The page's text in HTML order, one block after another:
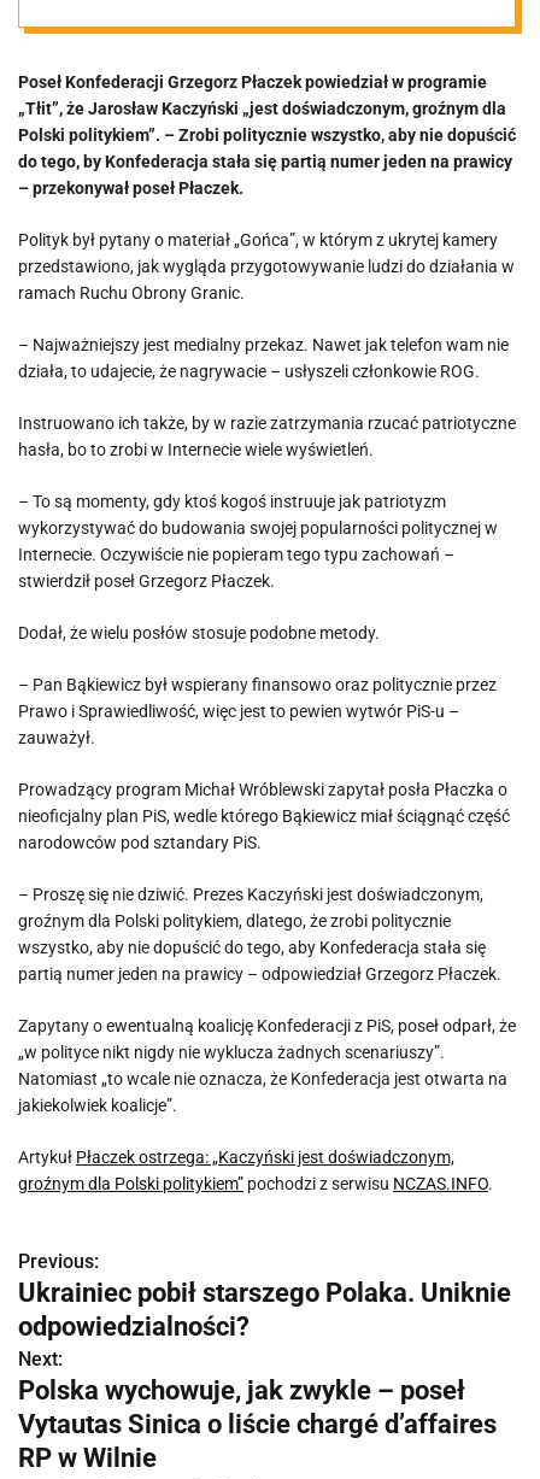
m, groźnym dla
Polski
politykiem”
Poseł Konfederacji Grzegorz Płaczek powiedział w programie
„Tłit”, że Jarosław Kaczyński „jest doświadczonym, groźnym dla
Polski politykiem”. – Zrobi politycznie wszystko, aby nie dopuścić
do tego, by Konfederacja stała się partią numer jeden na prawicy
– przekonywał poseł Płaczek.
Polityk był pytany o materiał „Gońca”, w którym z ukrytej kamery
przedstawiono, jak wygląda przygotowywanie ludzi do działania w
ramach Ruchu Obrony Granic.
– Najważniejszy jest medialny przekaz. Nawet jak telefon wam nie
działa, to udajecie, że nagrywacie – usłyszeli członkowie ROG.
Instruowano ich także, by w razie zatrzymania rzucać patriotyczne
hasła, bo to zrobi w Internecie wiele wyświetleń.
– To są momenty, gdy ktoś kogoś instruuje jak patriotyzm
wykorzystywać do budowania swojej popularności politycznej w
Internecie. Oczywiście nie popieram tego typu zachowań –
stwierdził poseł Grzegorz Płaczek.
Dodał, że wielu posłów stosuje podobne metody.
– Pan Bąkiewicz był wspierany finansowo oraz politycznie przez
Prawo i Sprawiedliwość, więc jest to pewien wytwór PiS-u –
zauważył.
Prowadzący program Michał Wróblewski zapytał posła Płaczka o
nieoficjalny plan PiS, wedle którego Bąkiewicz miał ściągnąć część
narodowców pod sztandary PiS.
– Proszę się nie dziwić. Prezes Kaczyński jest doświadczonym,
groźnym dla Polski politykiem, dlatego, że zrobi politycznie
wszystko, aby nie dopuścić do tego, aby Konfederacja stała się
partią numer jeden na prawicy – odpowiedział Grzegorz Płaczek.
Zapytany o ewentualną koalicję Konfederacji z PiS, poseł odparł, że
„w polityce nikt nigdy nie wyklucza żadnych scenariuszy”.
Natomiast „to wcale nie oznacza, że Konfederacja jest otwarta na
jakiekolwiek koalicje”.
Artykuł Płaczek ostrzega: „Kaczyński jest doświadczonym,
groźnym dla Polski politykiem” pochodzi z serwisu NCZAS.INFO.
N
a
w
i
g
Previous:
Ukrainiec pobił starszego Polaka. Uniknie
odpowiedzialności?
Next:
Polska wychowuje, jak zwykle – poseł
Vytautas Sinica o liście chargé d’affaires
RP w Wilnie